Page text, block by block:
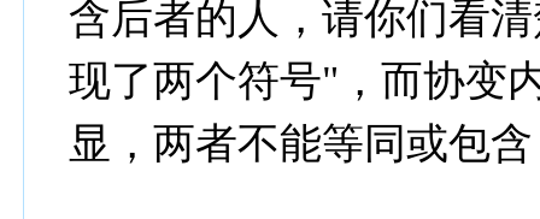
含后者的人，请你们看
现了两个符号"，而协变
显，两者不能等同或包